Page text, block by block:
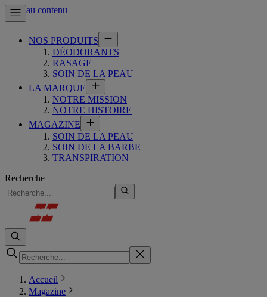
Aller au contenu
NOS PRODUITS
DÉODORANTS
RASAGE
SOIN DE LA PEAU
LA MARQUE
NOTRE MISSION
NOTRE HISTOIRE
MAGAZINE
SOIN DE LA PEAU
SOIN DE LA BARBE
TRANSPIRATION
Recherche
Accueil
Magazine